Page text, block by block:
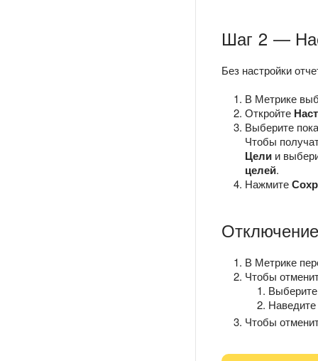
Шаг 2 —
Без настройки
В Метрике
Откройте
Выберите
Чтобы
Цели и
целей.
Нажмите
В Метрике
Чтобы
Наведите
Чтобы